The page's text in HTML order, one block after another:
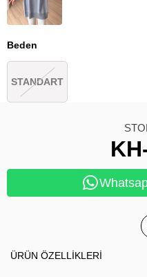
Beden
STANDART
ÜRÜN ÖZELLIKLERI